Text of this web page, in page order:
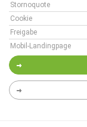
Stornoquote
Cookie
Freigabe
Mobil-Landingpage